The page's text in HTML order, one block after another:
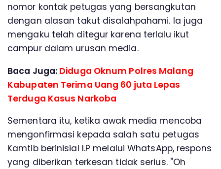
nomor kontak petugas yang bersangkutan
dengan alasan takut disalahpahami. Ia juga
mengaku telah ditegur karena terlalu ikut
campur dalam urusan media.
Baca Juga: Diduga Oknum Polres Malang
Kabupaten Terima Uang 60 juta Lepas
Terduga Kasus Narkoba
Sementara itu, ketika awak media mencoba
mengonfirmasi kepada salah satu petugas
Kamtib berinisial I.P melalui WhatsApp, respons
yang diberikan terkesan tidak serius. "Oh